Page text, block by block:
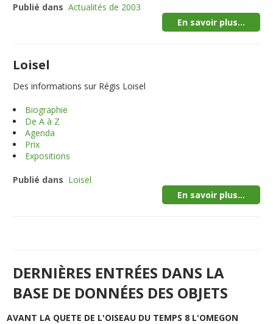
Publié dans Actualités de 2003
En savoir plus...
Loisel
Des informations sur Régis Loisel
Biographie
De A à Z
Agenda
Prix
Expositions
Publié dans Loisel
En savoir plus...
DERNIÈRES ENTRÉES DANS LA
BASE DE DONNÉES DES OBJETS
AVANT LA QUETE DE L'OISEAU DU TEMPS 8 L'OMEGON